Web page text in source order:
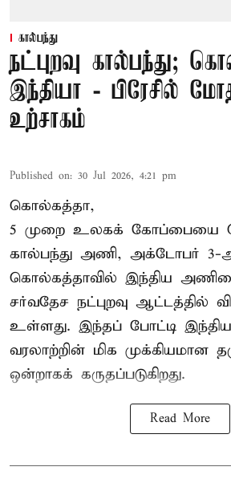
கால்பந்து
நட்புறவு கால்பந்து;
இந்தியா - பிரேசில்
உற்சாகம்
Published on: 30 Jul 2026, 4:21 pm
கொல்கத்தா,
5 முறை உலகக் கோப்பையை
கால்பந்து அணி, அக்டோபர் 3-
கொல்கத்தாவில் இந்திய
சர்வதேச நட்புறவு ஆட்டத்தில்
உள்ளது. இந்தப் போட்டி இந்திய
வரலாற்றின் மிக முக்கியமான
ஒன்றாகக் கருதப்படுகிறது.
Read More